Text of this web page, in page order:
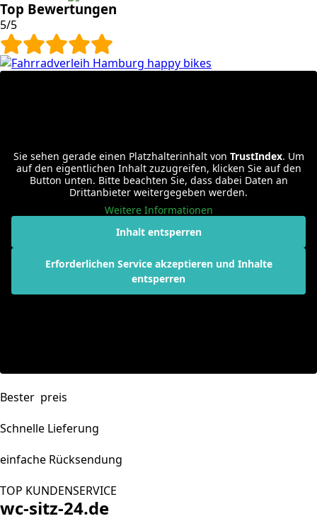
Top Bewertungen
5/5
Sie sehen gerade einen Platzhalterinhalt von TrustIndex. Um
auf den eigentlichen Inhalt zuzugreifen, klicken Sie auf den
Button unten. Bitte beachten Sie, dass dabei Daten an
Drittanbieter weitergegeben werden.
Weitere Informationen
Inhalt entsperren
Erforderlichen Service akzeptieren und Inhalte
entsperren
Bester preis
Schnelle Lieferung
einfache Rücksendung
TOP KUNDENSERVICE
wc-sitz-24.de